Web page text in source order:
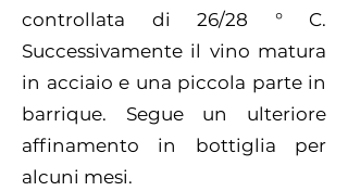
controllata di 26/28 ° C.
Successivamente il vino matura
in acciaio e una piccola parte in
barrique. Segue un ulteriore
affinamento in bottiglia per
alcuni mesi.